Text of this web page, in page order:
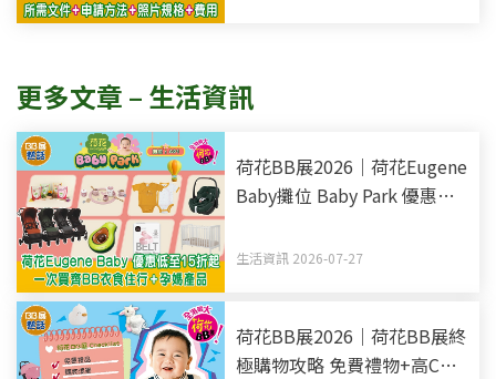
更多文章 – 生活資訊
荷花BB展2026｜荷花Eugene
Baby攤位 Baby Park 優惠低
行+孕媽產品
生活資訊 2026-07-27
荷花BB展2026｜荷花BB展終
極購物攻略 免費禮物+高CP